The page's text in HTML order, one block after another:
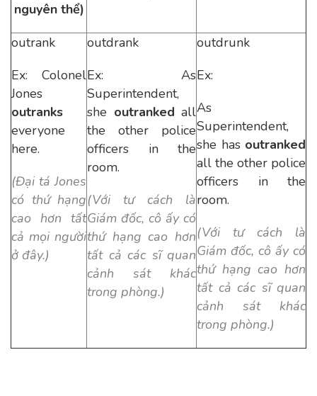
nguyên thể)
outrank
Ex: Colonel
Jones
outranks
everyone
here.
(Đại tá Jones
có thứ hạng
cao hơn tất
cả mọi người
ở đây.)
outdrank
Ex: As
Superintendent,
she outranked all
the other police
officers in the
room.
(Với tư cách là
Giám đốc, cô ấy có
thứ hạng cao hơn
tất cả các sĩ quan
cảnh sát khác
trong phòng.)
outdrunk
Ex:
As
Superintendent,
she has outranked
all the other police
officers in the
room.
(Với tư cách là
Giám đốc, cô ấy có
thứ hạng cao hơn
tất cả các sĩ quan
cảnh sát khác
trong phòng.)